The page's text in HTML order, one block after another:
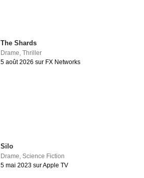
The Shards
Drame,Thriller
5 août 2026 sur FX Networks
Silo
Drame,Science Fiction
5 mai 2023 sur Apple TV